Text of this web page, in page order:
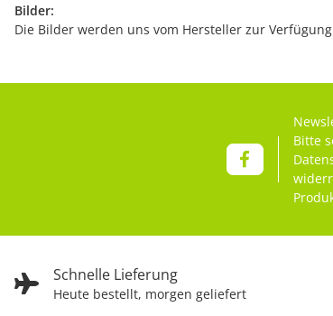
Bilder:
Die Bilder werden uns vom Hersteller zur
Schnelle Lieferung
Heute bestellt, morgen geliefert
Bitte